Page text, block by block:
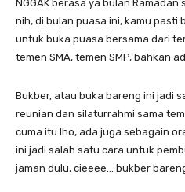
NGGAK berasa ya bulan
nih, di bulan puasa ini, kamu pasti
untuk buka puasa bersama dari
temen SMA, temen SMP, bahkan
Bukber, atau buka bareng ini jadi
reunian dan silaturrahmi sama
cuma itu lho, ada juga sebagain
ini jadi salah satu cara untuk
jaman dulu, cieeee… bukber